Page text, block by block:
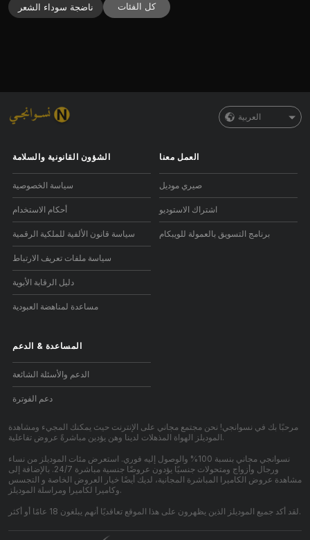
ناضجة سوداء الشعر
كل الفئات
العربية
الشؤون القانونية والسلامة
سياسة الخصوصية
أحكام الاستخدام
سياسة قانون الألفية للملكية الرقمية
سياسة ملفات تعريف الارتباط
دليل الرقابة الأبوية
مساعدة لمناهضة العبودية
العمل معنا
صيري موديل
اشتراك الاستوديو
برنامج التسويق بالعمولة للويبكام
المساعدة & الدعم
الدعم والأسئلة الشائعة
دعم الفوترة
مرحبًا بك في نسوانجي! نحن مجتمع مجاني على الإنترنت حيث يمكنك المجيء ومشاهدة
الموديلز الهواة المذهلات لدينا وهن يؤدين مباشرةً عروض تفاعلية.
نسوانجي مجاني بنسبة 100% والوصول إليه فوري. استعرض مئات الموديلز من نساء
ورجال وأزواج ومتحولات جنسيًا يؤدون عروضًا جنسية مباشرة 24/7. بالإضافة إلى
مشاهدة عروض الكاميرا المباشرة المجانية، لديك أيضًا خيار العروض الخاصة و التجسس
وكاميرا لكاميرا ومراسلة الموديلز.
لقد أكد جميع الموديلز الذين يظهرون على هذا الموقع تعاقديًا أنهم يبلغون 18 عامًا أو أكثر.